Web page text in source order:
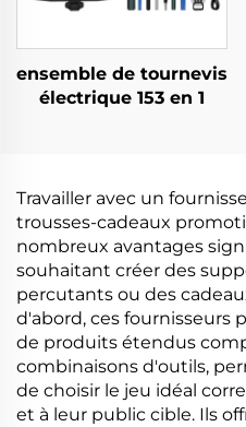
ensemble de tournevis
électrique 153 en 1
Travailler avec un
trousses-cadeaux
nombreux avantages
souhaitant créer des
percutants ou des
d'abord, ces fournisseurs
de produits étendus
combinaisons d'outils,
de choisir le jeu idéal
et à leur public cible. Ils